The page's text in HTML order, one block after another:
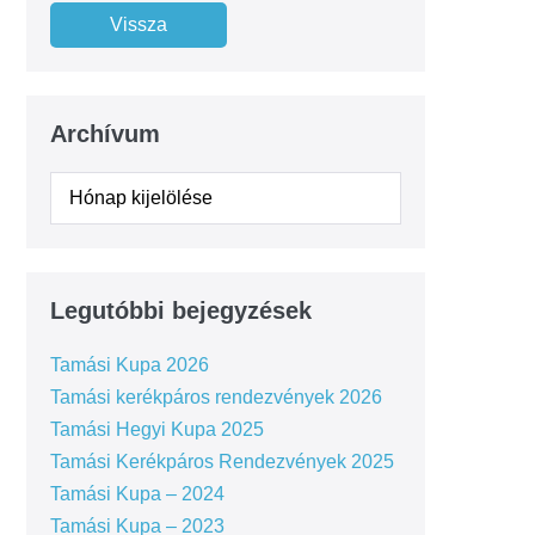
Archívum
Legutóbbi bejegyzések
Tamási Kupa 2026
Tamási kerékpáros rendezvények 2026
Tamási Hegyi Kupa 2025
Tamási Kerékpáros Rendezvények 2025
Tamási Kupa – 2024
Tamási Kupa – 2023